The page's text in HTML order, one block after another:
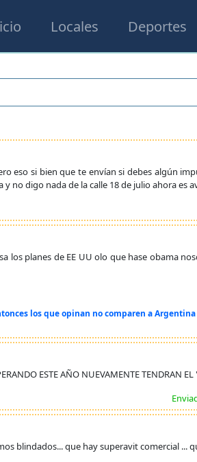
Locales Deportes
eso si bien que te envían si debes algún
no digo nada de la calle 18 de julio ahora es
los planes de EE UU olo que hase obama
los que opinan no comparen a
ESTE AÑO NUEVAMENTE TENDRAN
blindados... que hay superavit comercial